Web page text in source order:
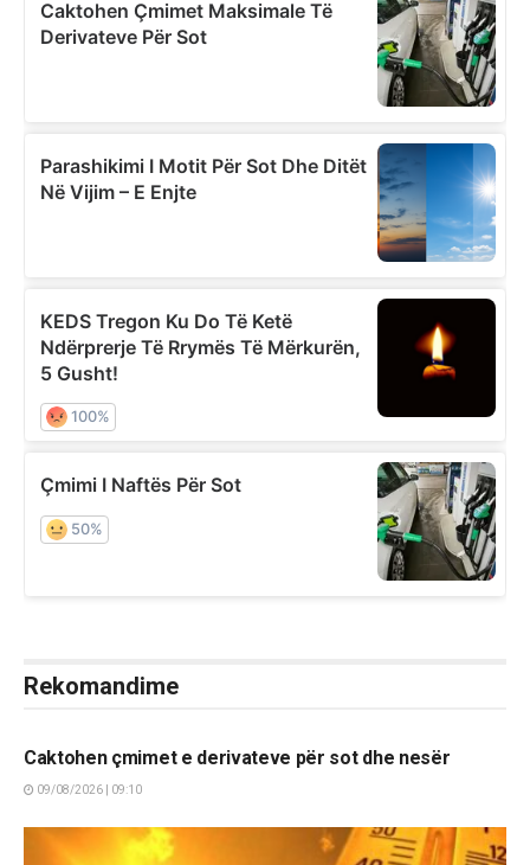
Rekomandime
Caktohen çmimet e derivateve për sot dhe nesër
09/08/2026 | 09:10